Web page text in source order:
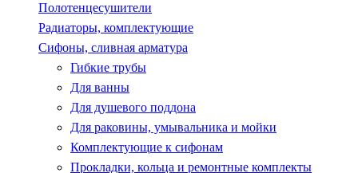
Полотенцесушители
Радиаторы, комплектующие
Сифоны, сливная арматура
Гибкие трубы
Для ванны
Для душевого поддона
Для раковины, умывальника и мойки
Комплектующие к сифонам
Прокладки, кольца и ремонтные комплекты